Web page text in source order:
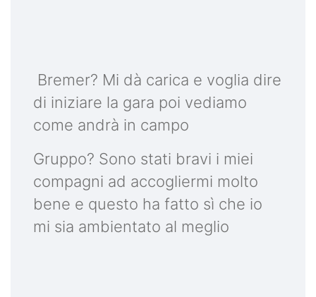
Bremer? Mi dà carica e voglia dire
di iniziare la gara poi vediamo
come andrà in campo
Gruppo? Sono stati bravi i miei
compagni ad accogliermi molto
bene e questo ha fatto sì che io
mi sia ambientato al meglio